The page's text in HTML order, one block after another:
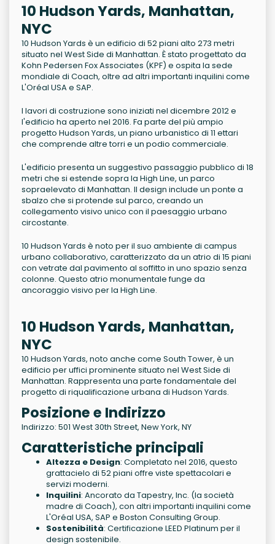
10 Hudson Yards, Manhattan,
NYC
10 Hudson Yards è un edificio di 52 piani alto 273 metri
situato nel West Side di Manhattan. È stato progettato da
Kohn Pedersen Fox Associates (KPF) e ospita la sede
mondiale di Coach, oltre ad altri importanti inquilini come
L'Oréal USA e SAP.
I lavori di costruzione sono iniziati nel dicembre 2012 e
l'edificio ha aperto nel 2016. Fa parte del più ampio
progetto Hudson Yards, un piano urbanistico di 11 ettari
che comprende altre torri e un podio commerciale.
L'edificio presenta un suggestivo passaggio pubblico di 18
metri che si estende sopra la High Line, un parco
sopraelevato di Manhattan. Il design include un ponte a
sbalzo che si protende sul parco, creando un
collegamento visivo unico con il paesaggio urbano
circostante.
10 Hudson Yards è noto per il suo ambiente di campus
urbano collaborativo, caratterizzato da un atrio di 15 piani
con vetrate dal pavimento al soffitto in uno spazio senza
colonne. Questo atrio monumentale funge da
ancoraggio visivo per la High Line.
10 Hudson Yards, Manhattan,
NYC
10 Hudson Yards, noto anche come South Tower, è un
edificio per uffici prominente situato nel West Side di
Manhattan. Rappresenta una parte fondamentale del
progetto di riqualificazione urbana di Hudson Yards.
Posizione e Indirizzo
Indirizzo: 501 West 30th Street, New York, NY
Caratteristiche principali
Altezza e Design: Completato nel 2016, questo
grattacielo di 52 piani offre viste spettacolari e
servizi moderni.
Inquilini: Ancorato da Tapestry, Inc. (la società
madre di Coach), con altri importanti inquilini come
L'Oréal USA, SAP e Boston Consulting Group.
Sostenibilità: Certificazione LEED Platinum per il
design sostenibile.